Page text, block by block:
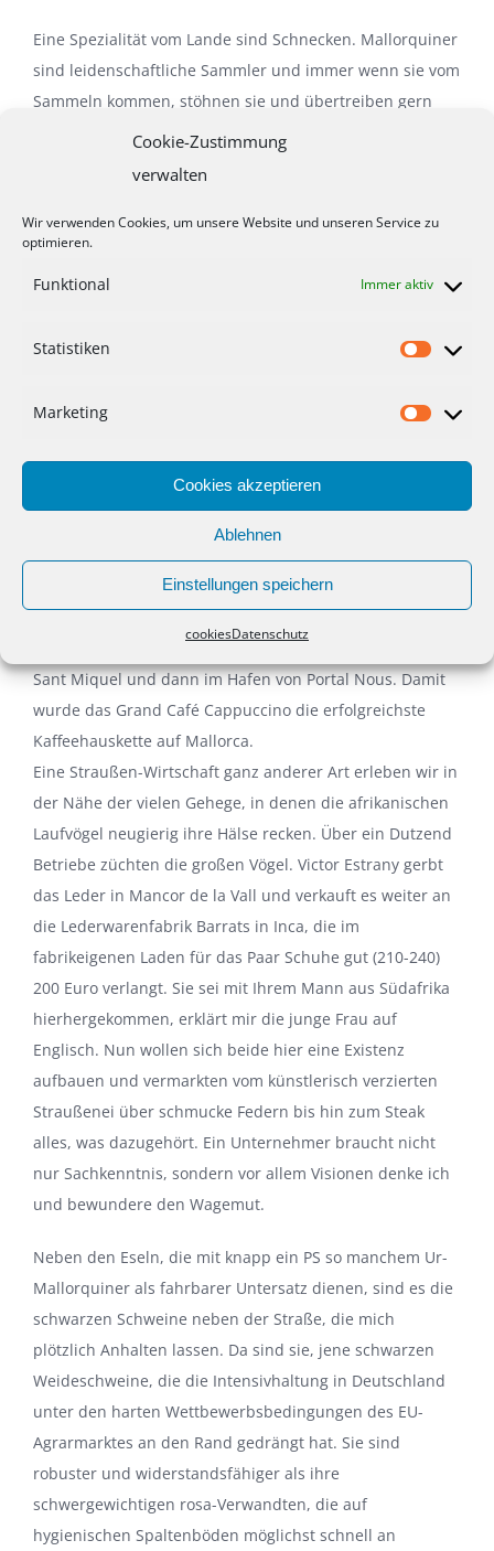
Cookie-Zustimmung
verwalten
Wir verwenden Cookies, um unsere Website und unseren Service zu
optimieren.
Funktional Immer aktiv
Statistiken
Marketing
Cookies akzeptieren
Ablehnen
Einstellungen speichern
cookiesDatenschutz
Eine Spezialität vom Lande sind Schnecken. Mallorquiner
sind leidenschaftliche Sammler und immer wenn sie vom
Sammeln kommen, stöhnen sie und übertreiben gern
auch ein bisschen. Normalerweise sammele er sechs bis
sieben? Schauen sie mal in den Topf, die Schnecken
Interesse und führt mich gastfreundlich an seinen
kleinblättriges Basilikum, Salbei, Zitronenmelisse und viel
weckt. Nach einer langen Wanderung über Stock und
Wer seinen Kaffee etwas mondäner einnehmen möchte,
Gelegenheit. Das erste „Cappucino“ öffnete an der
Uferpromenade in Palma Nova, das zweite am Paseo
Maritimo in Plama, das dritte im Stadtpalast am Carrer
Sant Miquel und dann im Hafen von Portal Nous. Damit
wurde das Grand Café Cappuccino die erfolgreichste
Kaffeehauskette auf Mallorca.
Eine Straußen-Wirtschaft ganz anderer Art erleben wir in
der Nähe der vielen Gehege, in denen die afrikanischen
Laufvögel neugierig ihre Hälse recken. Über ein Dutzend
Betriebe züchten die großen Vögel. Victor Estrany gerbt
das Leder in Mancor de la Vall und verkauft es weiter an
die Lederwarenfabrik Barrats in Inca, die im
fabrikeigenen Laden für das Paar Schuhe gut (210-240)
200 Euro verlangt. Sie sei mit Ihrem Mann aus Südafrika
hierhergekommen, erklärt mir die junge Frau auf
Englisch. Nun wollen sich beide hier eine Existenz
aufbauen und vermarkten vom künstlerisch verzierten
Straußenei über schmucke Federn bis hin zum Steak
alles, was dazugehört. Ein Unternehmer braucht nicht
nur Sachkenntnis, sondern vor allem Visionen denke ich
und bewundere den Wagemut.
Neben den Eseln, die mit knapp ein PS so manchem Ur-
Mallorquiner als fahrbarer Untersatz dienen, sind es die
schwarzen Schweine neben der Straße, die mich
plötzlich Anhalten lassen. Da sind sie, jene schwarzen
Weideschweine, die die Intensivhaltung in Deutschland
unter den harten Wettbewerbsbedingungen des EU-
Agrarmarktes an den Rand gedrängt hat. Sie sind
robuster und widerstandsfähiger als ihre
schwergewichtigen rosa-Verwandten, die auf
hygienischen Spaltenböden möglichst schnell an